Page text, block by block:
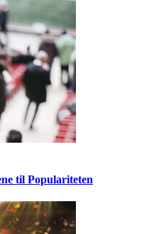
til Populariteten